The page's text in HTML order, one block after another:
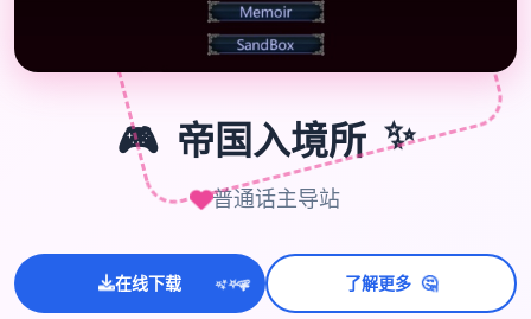
🎮 帝国入境所 ✨
普通话主导站
在线下载 ✨⭐💫 了解更多 🤔